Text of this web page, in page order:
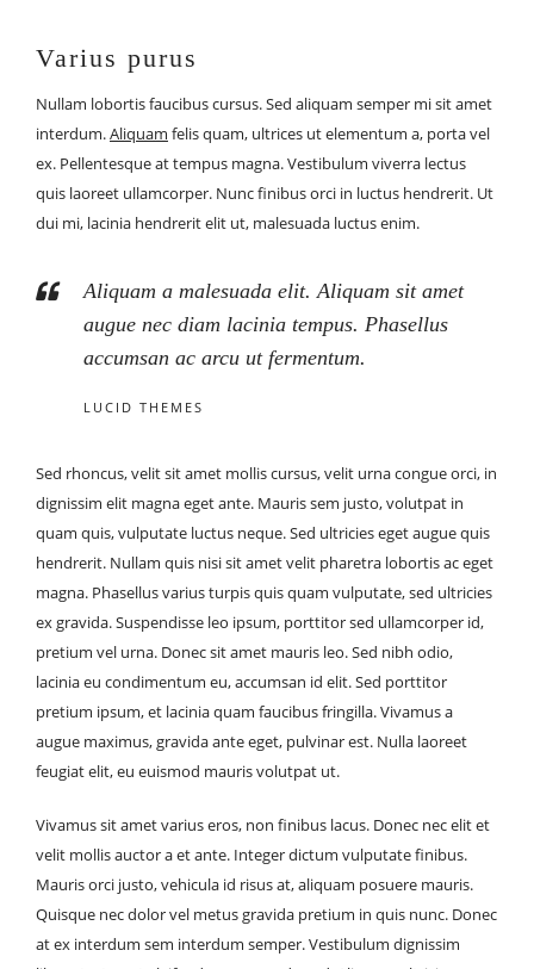
Varius purus
Nullam lobortis faucibus cursus. Sed aliquam semper mi sit amet
interdum.Aliquam felis quam, ultrices ut elementum a, porta vel
ex. Pellentesque at tempus magna. Vestibulum viverra lectus
quis laoreet ullamcorper. Nunc finibus orci in luctus hendrerit. Ut
dui mi, lacinia hendrerit elit ut, malesuada luctus enim.
Aliquam a malesuada elit. Aliquam sit amet
augue nec diam lacinia tempus. Phasellus
accumsan ac arcu ut fermentum.
LUCID THEMES
Sed rhoncus, velit sit amet mollis cursus, velit urna congue orci, in
dignissim elit magna eget ante. Mauris sem justo, volutpat in
quam quis, vulputate luctus neque. Sed ultricies eget augue quis
hendrerit. Nullam quis nisi sit amet velit pharetra lobortis ac eget
magna. Phasellus varius turpis quis quam vulputate, sed ultricies
ex gravida. Suspendisse leo ipsum, porttitor sed ullamcorper id,
pretium vel urna. Donec sit amet mauris leo. Sed nibh odio,
lacinia eu condimentum eu, accumsan id elit. Sed porttitor
pretium ipsum, et lacinia quam faucibus fringilla. Vivamus a
augue maximus, gravida ante eget, pulvinar est. Nulla laoreet
feugiat elit, eu euismod mauris volutpat ut.
Vivamus sit amet varius eros, non finibus lacus. Donec nec elit et
velit mollis auctor a et ante. Integer dictum vulputate finibus.
Mauris orci justo, vehicula id risus at, aliquam posuere mauris.
Quisque nec dolor vel metus gravida pretium in quis nunc. Donec
at ex interdum sem interdum semper. Vestibulum dignissim